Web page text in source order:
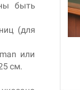
быть
(для
или
см.